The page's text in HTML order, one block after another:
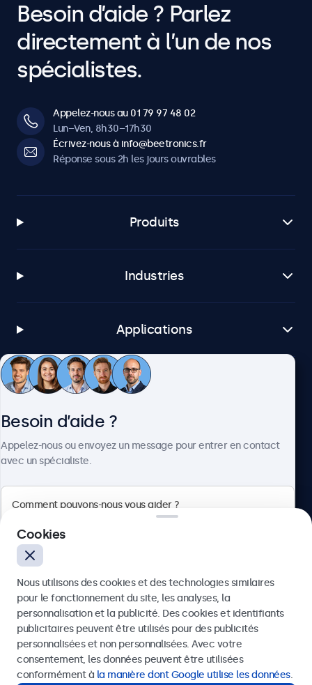
Besoin d’aide ? Parlez
directement à l’un de nos
spécialistes.
Appelez-nous au 01 79 97 48 02
Lun–Ven, 8h30–17h30
Écrivez-nous à info@beetronics.fr
Réponse sous 2h les jours ouvrables
Produits
Industries
Applications
Service client
4.8/5 noté par 5000+ entreprises
Français
Besoin d’aide ?
Appelez-nous ou envoyez un message pour entrer en contact
avec un spécialiste.
Envoyer
Ou appelez-nous au01 79 97 48 02
Cookies
Nous utilisons des cookies et des technologies similaires
pour le fonctionnement du site, les analyses, la
personnalisation et la publicité. Des cookies et identifiants
publicitaires peuvent être utilisés pour des publicités
personnalisées et non personnalisées. Avec votre
consentement, les données peuvent être utilisées
conformément à la manière dont Google utilise les données.